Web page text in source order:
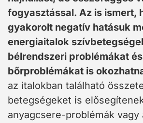
fogyasztással. Az is ismert,
gyakorolt ​​negatív hatásuk
energiaitalok
bélrendszeri problémákat és
bőrproblémákat is
az italokban található
betegségeket is
anyagcsere-problémák vagy